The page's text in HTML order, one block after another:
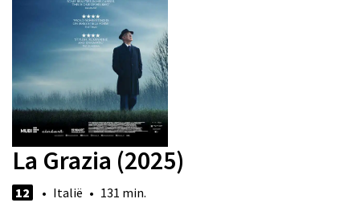
La Grazia (2025)
12 • Italië • 131 min.